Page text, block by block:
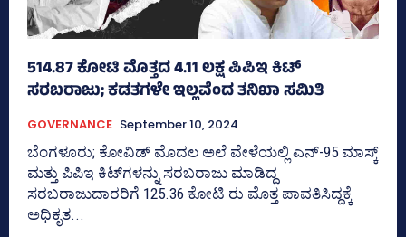
514.87 ಕೋಟಿ ಮೊತ್ತದ 4.11 ಲಕ್ಷ ಪಿಪಿಇ ಕಿಟ್‌
ಸರಬರಾಜು; ಕಡತಗಳೇ ಇಲ್ಲವೆಂದ ತನಿಖಾ ಸಮಿತಿ
GOVERNANCE September 10, 2024
ಬೆಂಗಳೂರು; ಕೋವಿಡ್‌ ಮೊದಲ ಅಲೆ ವೇಳೆಯಲ್ಲಿ ಎನ್‌-95 ಮಾಸ್ಕ್‌
ಮತ್ತು ಪಿಪಿಇ ಕಿಟ್‌ಗಳನ್ನು ಸರಬರಾಜು ಮಾಡಿದ್ದ
ಸರಬರಾಜುದಾರರಿಗೆ 125.36 ಕೋಟಿ ರು ಮೊತ್ತ ಪಾವತಿಸಿದ್ದಕ್ಕೆ
ಅಧಿಕೃತ...